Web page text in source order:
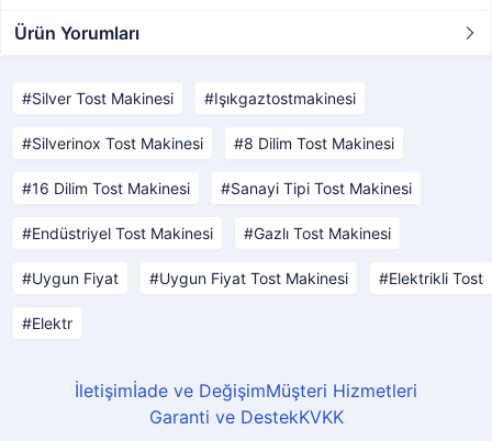
Ürün Yorumları
Silver Tost Makinesi Işıkgaztostmakinesi
Silverinox Tost Makinesi 8 Dilim Tost Makinesi
16 Dilim Tost Makinesi Sanayi Tipi Tost Makinesi
Endüstriyel Tost Makinesi Gazlı Tost Makinesi
Uygun Fiyat Uygun Fiyat Tost Makinesi Elektrikli Tost
Elektr
İletişimİade ve DeğişimMüşteri Hizmetleri
Garanti ve DestekKVKK